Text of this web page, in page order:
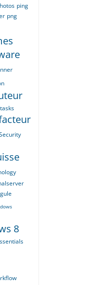
ping
png
8